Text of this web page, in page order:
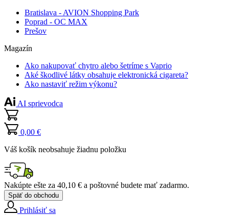
Bratislava - AVION Shopping Park
Poprad - OC MAX
Prešov
Magazín
Ako nakupovať chytro alebo šetríme s Vaprio
Aké škodlivé látky obsahuje elektronická cigareta?
Ako nastaviť režim výkonu?
AI sprievodca
0,00 €
Váš košík neobsahuje žiadnu položku
Nakúpte ešte za 40,10 € a poštovné budete mať zadarmo.
Späť do obchodu
Prihlásiť sa